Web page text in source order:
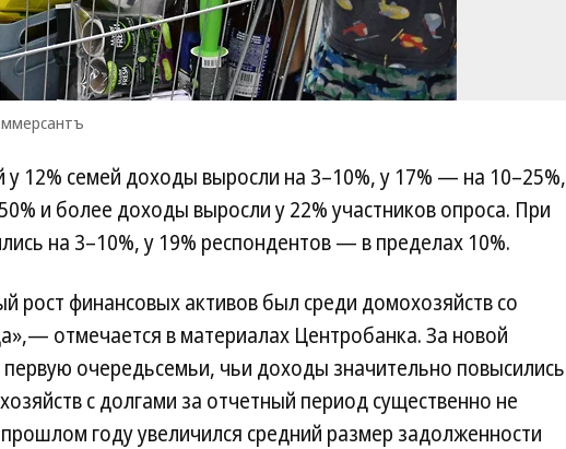
у 12% семей доходы выросли на 3–10%, у 17% — на 10–25%,
и более доходы выросли у 22% участников опроса. При
на 3–10%, у 19% респондентов — в пределах 10%.
рост финансовых активов был среди домохозяйств со
отмечается в материалах Центробанка. За новой
очередьсемьи, чьи доходы значительно повысились
с долгами за отчетный период существенно не
году увеличился средний размер задолженности